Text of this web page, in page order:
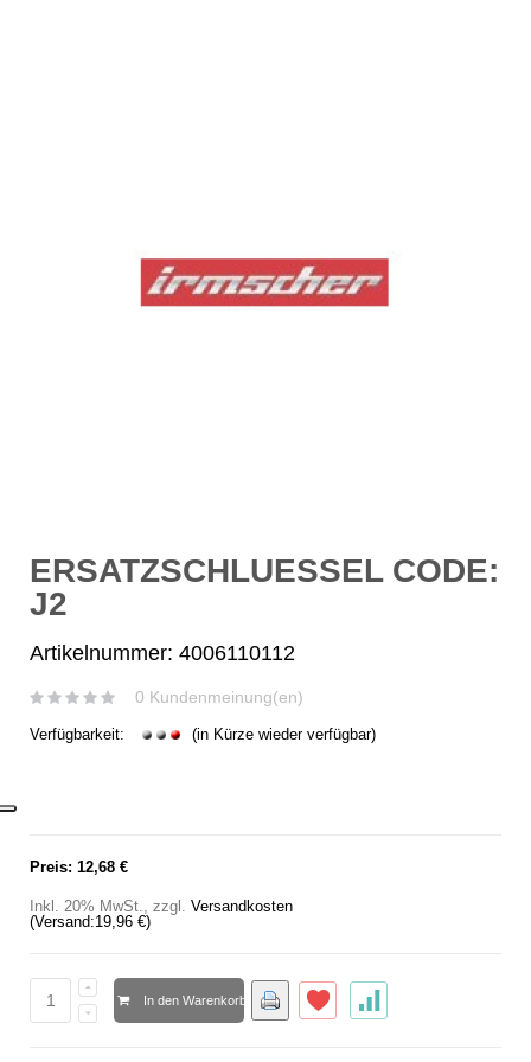
ERSATZSCHLUESSEL CODE:
J2
Artikelnummer: 4006110112
0 Kundenmeinung(en)
Verfügbarkeit: (in Kürze wieder verfügbar)
Preis: 12,68 €
Inkl. 20% MwSt., zzgl. Versandkosten
(Versand:19,96 €)
In den Warenkorb